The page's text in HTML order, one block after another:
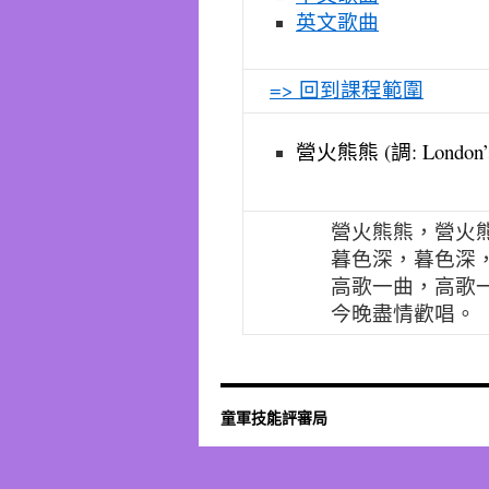
英文歌曲
=> 回到課程範圍
營火熊熊 (調:
營火熊熊，營火
暮色深，暮色深，
高歌一曲，高歌
今晚盡情歡唱。
童軍技能評審局